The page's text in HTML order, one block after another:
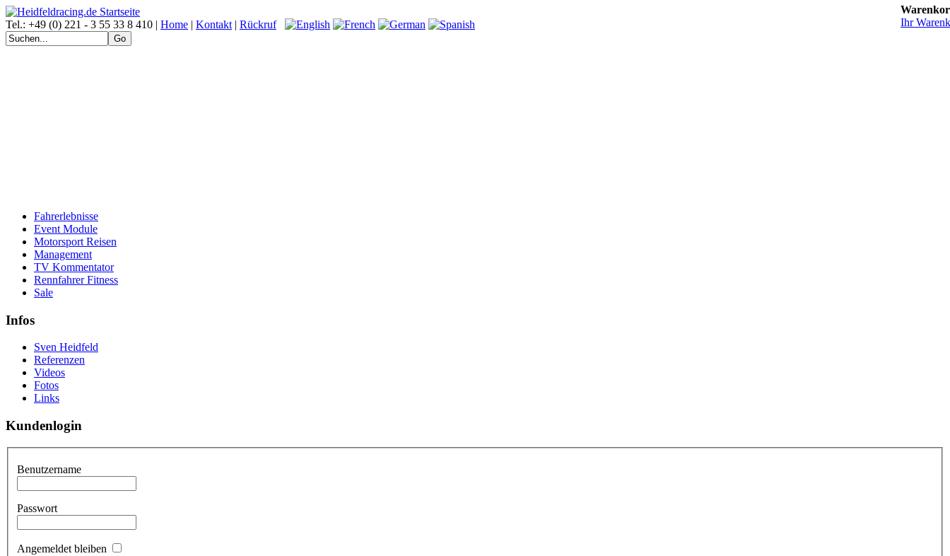
Tel.: +49 (0) 221 - 3 55 33 8 410 | Home | Kontakt | Rückruf
Fahrerlebnisse
Event Module
Motorsport Reisen
Management
TV Kommentator
Rennfahrer Fitness
Sale
Infos
Sven Heidfeld
Referenzen
Videos
Fotos
Links
Kundenlogin
Benutzername
Passwort
Angemeldet bleiben
Ihr